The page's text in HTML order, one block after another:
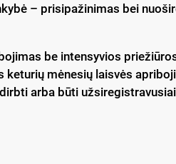
– prisipažinimas bei
be intensyvios
mėnesių laisvės
arba būti